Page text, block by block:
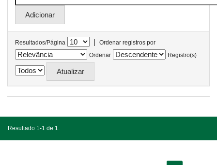
Resultados/Página |
Ordenar registros por
Ordenar
Registro(s)
Resultado 1-1 de 1.